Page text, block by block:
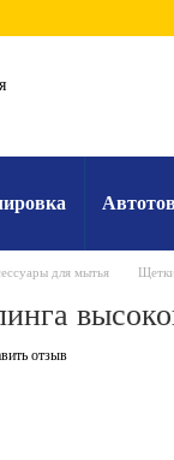
для мытья
отзыв